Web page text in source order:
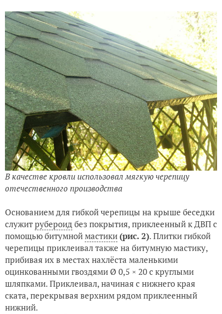
В качестве кровли использовал мягкую черепицу
отечественного производства
Основанием для гибкой черепицы на крыше беседки
служитрубероидбез покрытия, приклеенный к ДВП с
помощью битумноймастики(рис. 2). Плитки гибкой
черепицы приклеивал также на битумную мастику,
прибивая их в местах нахлёста маленькими
оцинкованными гвоздями Ø 0,5 × 20 с круглыми
шляпками. Приклеивал, начиная с нижнего края
ската, перекрывая верхним рядом приклеенный
нижний.